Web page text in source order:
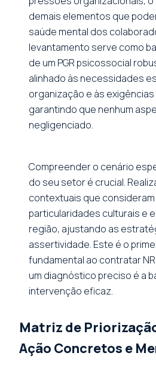
demais elementos que
saúde mental dos
levantamento serve como
de um PGR psicossocial
alinhado às necessidades
organização e às exigências
garantindo que nenhum
negligenciado.
Compreender o cenário
do seu setor é crucial.
contextuais que consideram
particularidades culturais e
região, ajustando as
assertividade. Este é o
fundamental ao contratar
um diagnóstico preciso é a
intervenção eficaz.
Matriz de
Ação Concretos e